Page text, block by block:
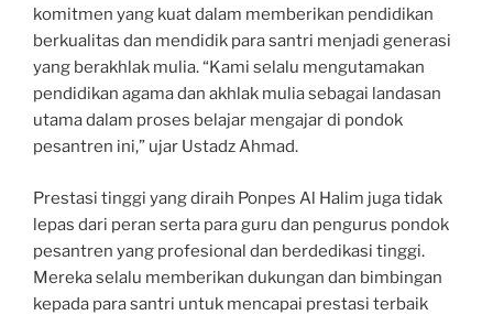
komitmen yang kuat dalam memberikan pendidikan
berkualitas dan mendidik para santri menjadi generasi
yang berakhlak mulia. “Kami selalu mengutamakan
pendidikan agama dan akhlak mulia sebagai landasan
utama dalam proses belajar mengajar di pondok
pesantren ini,” ujar Ustadz Ahmad.
Prestasi tinggi yang diraih Ponpes Al Halim juga tidak
lepas dari peran serta para guru dan pengurus pondok
pesantren yang profesional dan berdedikasi tinggi.
Mereka selalu memberikan dukungan dan bimbingan
kepada para santri untuk mencapai prestasi terbaik